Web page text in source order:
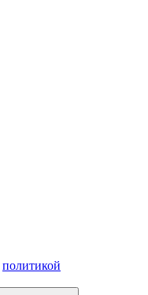
политикой